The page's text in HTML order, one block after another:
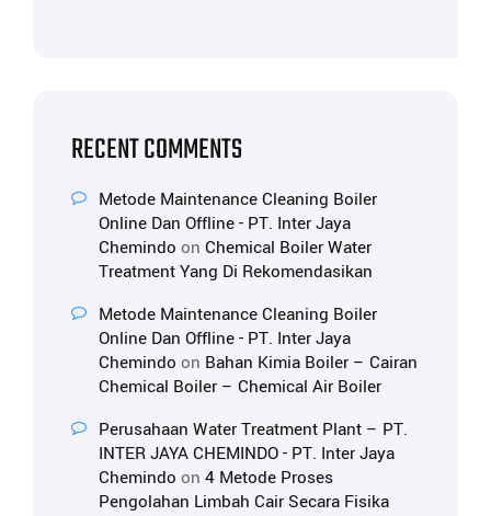
RECENT COMMENTS
Metode Maintenance Cleaning Boiler
Online Dan Offline - PT. Inter Jaya
Chemindo on Chemical Boiler Water
Treatment Yang Di Rekomendasikan
Metode Maintenance Cleaning Boiler
Online Dan Offline - PT. Inter Jaya
Chemindo on Bahan Kimia Boiler – Cairan
Chemical Boiler – Chemical Air Boiler
Perusahaan Water Treatment Plant – PT.
INTER JAYA CHEMINDO - PT. Inter Jaya
Chemindo on 4 Metode Proses
Pengolahan Limbah Cair Secara Fisika